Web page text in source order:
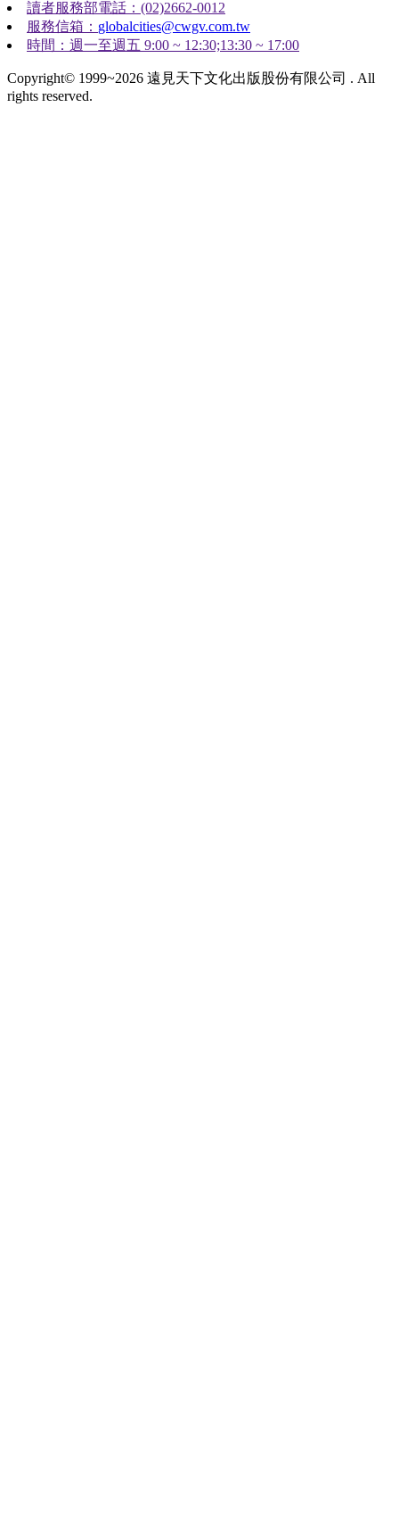
讀者服務部電話：(02)2662-0012
服務信箱： globalcities@cwgv.com.tw
時間：週一至週五 9:00 ~ 12:30;13:30 ~ 17:00
Copyright© 1999~2026 遠見天下文化出版股份有限公司 . All
rights reserved.